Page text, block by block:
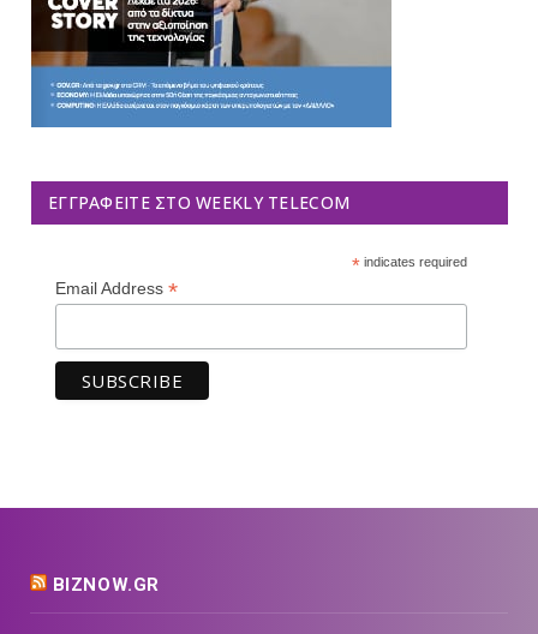
ΕΓΓΡΑΦΕΊΤΕ ΣΤΟ WEEKLY TELECOM
*indicates required
Email Address *
BIZNOW.GR